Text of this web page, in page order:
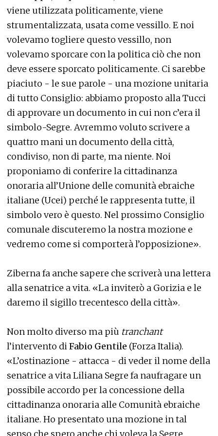
viene utilizzata politicamente, viene
strumentalizzata, usata come vessillo. E noi
volevamo togliere questo vessillo, non
volevamo sporcare con la politica ciò che non
deve essere sporcato politicamente. Ci sarebbe
piaciuto - le sue parole - una mozione unitaria
di tutto Consiglio: abbiamo proposto alla Tucci
di approvare un documento in cui non c’era il
simbolo-Segre. Avremmo voluto scrivere a
quattro mani un documento della città,
condiviso, non di parte, ma niente. Noi
proponiamo di conferire la cittadinanza
onoraria all’Unione delle comunità ebraiche
italiane (Ucei) perché le rappresenta tutte, il
simbolo vero è questo. Nel prossimo Consiglio
comunale discuteremo la nostra mozione e
vedremo come si comporterà l’opposizione».
Ziberna fa anche sapere che scriverà una lettera
alla senatrice a vita. «La inviterò a Gorizia e le
daremo il sigillo trecentesco della città».
Non molto diverso ma più tranchant
l’intervento di Fabio Gentile (Forza Italia).
«L’ostinazione - attacca - di veder il nome della
senatrice a vita Liliana Segre fa naufragare un
possibile accordo per la concessione della
cittadinanza onoraria alle Comunità ebraiche
italiane. Ho presentato una mozione in tal
senso che spero anche chi voleva la Segre